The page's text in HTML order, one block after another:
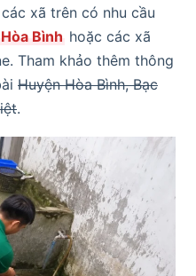
xã trên có nhu cầu
Bình hoặc các xã
Tham khảo thêm thông
Huyện Hòa Bình, Bạc
.